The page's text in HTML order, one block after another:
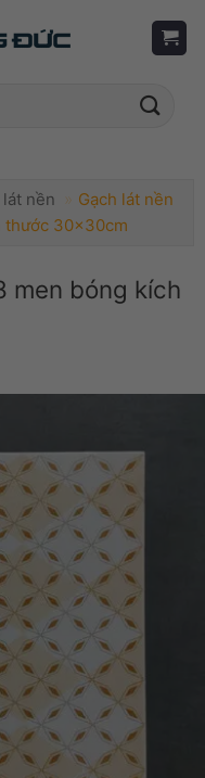
lát nền » Gạch lát nền
thước 30x30cm
men bóng kích